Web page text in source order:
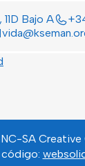
Bajo A
SA Creative
código: